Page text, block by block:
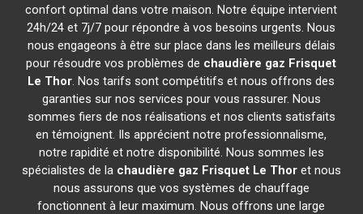
confort optimal dans votre maison. Notre équipe intervient
24h/24 et 7j/7 pour répondre à vos besoins urgents. Nous
nous engageons à être sur place dans les meilleurs délais
pour résoudre vos problèmes de chaudière gaz Frisquet
Le Thor. Nos tarifs sont compétitifs et nous offrons des
garanties sur nos services pour vous rassurer. Nous
sommes fiers de nos réalisations et nos clients satisfaits
en témoignent. Ils apprécient notre professionnalisme,
notre rapidité et notre disponibilité. Nous sommes les
spécialistes de la chaudière gaz Frisquet Le Thoret nous
nous assurons que vos systèmes de chauffage
fonctionnent à leur maximum. Nous offrons une large